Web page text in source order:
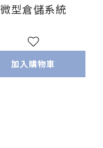
微型倉儲系統
加入購物車